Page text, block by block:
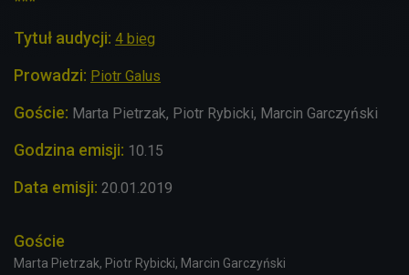
Tytuł audycji: 4 bieg
Prowadzi: Piotr Galus
Goście: Marta Pietrzak, Piotr Rybicki, Marcin Garczyński
Godzina emisji: 10.15
Data emisji: 20.01 .2019
Goście
Marta Pietrzak, Piotr Rybicki, Marcin Garczyński